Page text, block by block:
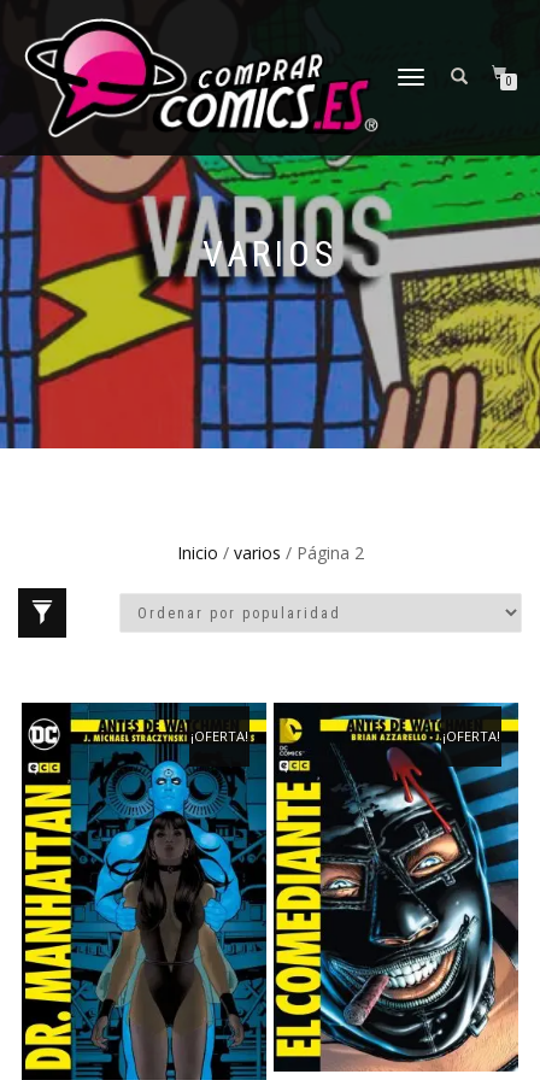
CAMBIAR
0
VARIOS
Inicio / varios / Página 2
¡OFERTA! ¡OFERTA!